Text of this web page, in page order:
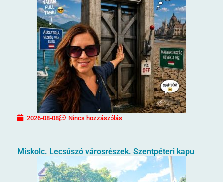
2026-08-08 Nincs hozzászólás
Miskolc. Lecsúszó városrészek. Szentpéteri kapu